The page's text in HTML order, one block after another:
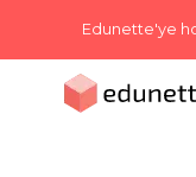
Edunette'ye